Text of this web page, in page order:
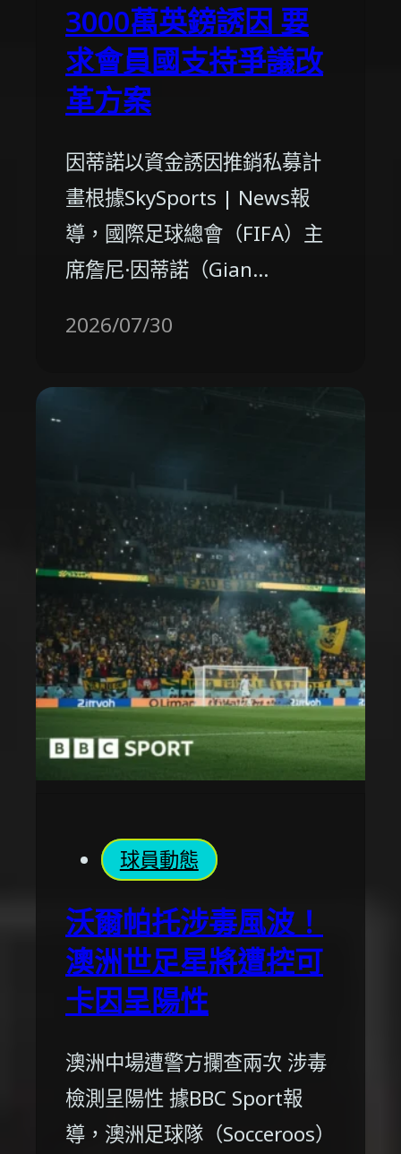
3000萬英鎊誘因 要
求會員國支持爭議改
革方案
因蒂諾以資金誘因推銷私募計
畫根據SkySports | News報
導，國際足球總會（FIFA）主
席詹尼·因蒂諾（Gian…
2026/07/30
球員動態
沃爾帕托涉毒風波！
澳洲世足星將遭控可
卡因呈陽性
澳洲中場遭警方攔查兩次 涉毒
檢測呈陽性 據BBC Sport報
導，澳洲足球隊（Socceroos）